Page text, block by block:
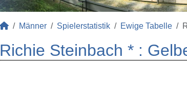
Männer Spielerstatistik Ewige Tabelle
Richie Steinbach * :